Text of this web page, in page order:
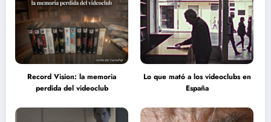
Record Vision: la memoria
perdida del videoclub
Lo que mató a los videoclubs en
España